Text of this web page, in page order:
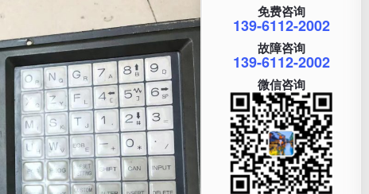
免费咨询
139-6112-2002
故障咨询
139-6112-2002
微信咨询